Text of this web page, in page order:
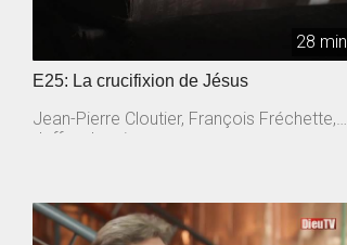
28 min
E25: La crucifixion de Jésus
Jean-Pierre Cloutier, François Fréchette,
Jeffrey Laurin